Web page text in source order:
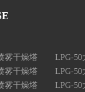
雾干燥塔
LPG-50
雾干燥塔
LPG-50
雾干燥塔
LPG-50